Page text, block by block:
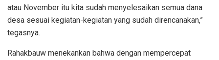
atau November itu kita sudah menyelesaikan semua dana
desa sesuai kegiatan-kegiatan yang sudah direncanakan,”
tegasnya.
Rahakbauw menekankan bahwa dengan mempercepat